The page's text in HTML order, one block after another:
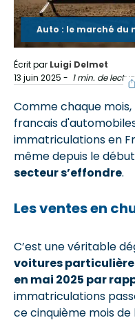
Auto : le marché du
Écrit par Luigi Delmet
13 juin 2025 - 1 min. de
Comme chaque
francais
immatriculations en
même depuis le début
secteur s’effondre.
Les ventes en
C’est une véritable
voitures
en mai 2025 par
immatriculations
ce cinquième mois de